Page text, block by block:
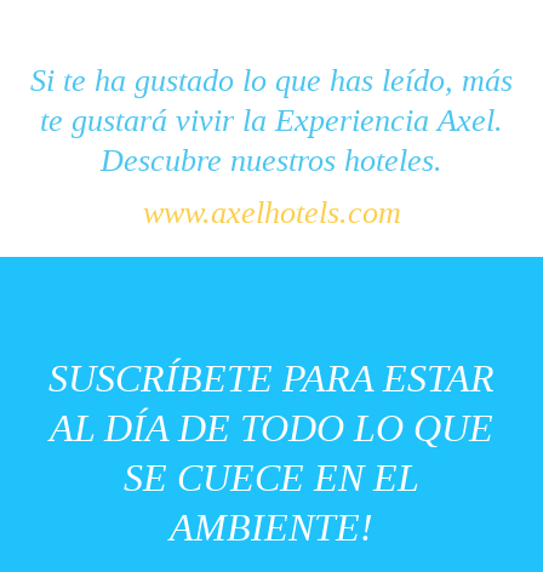
Si te ha gustado lo que has leído, más
te gustará vivir la Experiencia Axel.
Descubre nuestros hoteles.
www.axelhotels.com
SUSCRÍBETE PARA ESTAR
AL DÍA DE TODO LO QUE
SE CUECE EN EL
AMBIENTE!